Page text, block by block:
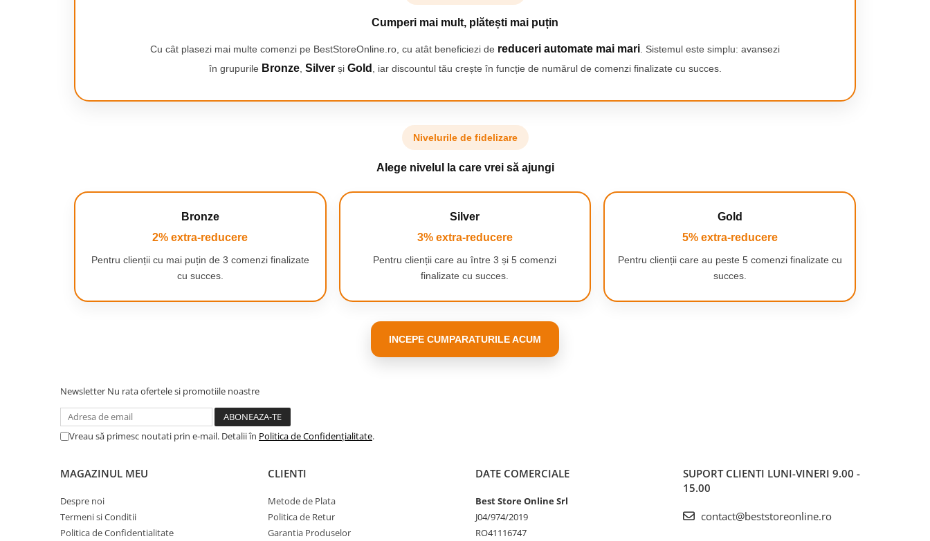
Organizatorare Cabluri
Unitati optice externe
Huse protectie biciclete
Lumini bicicleta
Accesorii foto & video
Boxe Portabile
Casti Wireless
Temporizatorul incorporat va anunta printr-o vibratie cand ati
periat timp de doua minute asa cum recomanda medicul
stomatolog.
Bateria de tip Litiu-Ion poate dura mai mult de doua saptamani.
Statia de incarcare este suficient de mica pentru a se potrivi pe un
Cap de periaj create in colaborare cu medicii stomatologi
Oral-B PRO 3 si capetele de perie sunt proiectate pentru o
curatare optima. Capetele de perie Oral-B ofera o curatare
intreaga lume*
Periutele de dinti sunt proiectate impreuna cu medicii stomatologi
iar Oral-B este marca #1 recomandata de medicii stomatologi din
* Pe baza sondajelor efectuate in perioada noiembrie 2018 - iunie
2020 si confirmate ca fiind semnificative statistic la un nivel de
incredere de 95% de catre Radius Illumination, 15 septembrie
Cumperi mai mult, plătești mai puțin
Cu cât plasezi mai multe comenzi pe BestStoreOnline.ro, cu atât beneficiezi de reduceri automate mai mari . Sistemul este simplu: avansezi
în grupurile Bronze, Silverși Gold , iar discountul tău crește în funcție de numărul de comenzi finalizate cu succes.
Nivelurile de fidelizare
Alege nivelul la care vrei să ajungi
Bronze
2% extra-reducere
Pentru clienții cu mai puțin de 3 comenzi finalizate
cu succes.
Silver
3% extra-reducere
Pentru clienții care au între 3 și 5 comenzi
finalizate cu succes.
Gold
5% extra-reducere
Pentru clienții care au peste 5 comenzi finalizate cu
succes.
INCEPE CUMPARATURILE ACUM
Newsletter Nu rata ofertele si promotiile noastre
Vreau să primesc noutati prin e-mail. Detalii în Politica de Confidențialitate.
MAGAZINUL MEU
Despre noi
Termeni si Conditii
Politica de Confidentialitate
CLIENTI
Metode de Plata
Politica de Retur
Garantia Produselor
DATE COMERCIALE
Best Store Online Srl
J04/974/2019
RO41116747
SUPORT CLIENTI LUNI-VINERI 9.00 -
15.00
contact@beststoreonline.ro